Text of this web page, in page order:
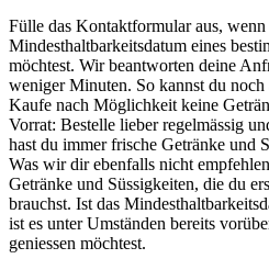
Fülle das Kontaktformular aus, wenn
Mindesthaltbarkeitsdatum eines
möchtest. Wir beantworten deine
weniger Minuten. So kannst du noch
Kaufe nach Möglichkeit keine
Vorrat: Bestelle lieber regelmässig
hast du immer frische Getränke und
Was wir dir ebenfalls nicht
Getränke und Süssigkeiten, die du
brauchst. Ist das
ist es unter Umständen bereits
geniessen möchtest.